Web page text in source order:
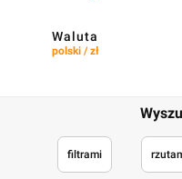
Waluta
polski / zł
filtrami